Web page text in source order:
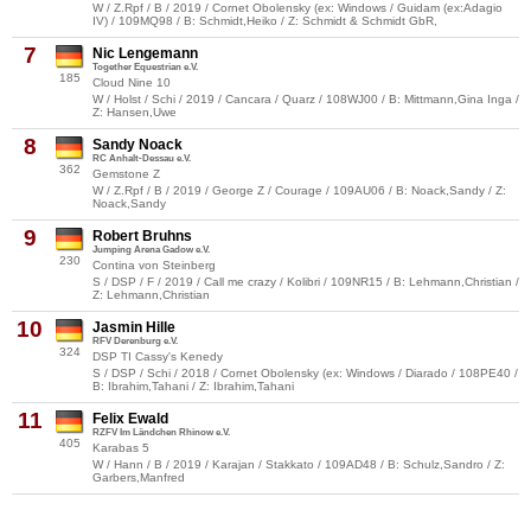
W / Z.Rpf / B / 2019 / Cornet Obolensky (ex: Windows / Guidam (ex:Adagio
IV) / 109MQ98 / B: Schmidt,Heiko / Z: Schmidt & Schmidt GbR,
7
185
Nic Lengemann
Together Equestrian e.V.
Cloud Nine 10
W / Holst / Schi / 2019 / Cancara / Quarz / 108WJ00 / B: Mittmann,Gina Inga /
Z: Hansen,Uwe
8
362
Sandy Noack
RC Anhalt-Dessau e.V.
Gemstone Z
W / Z.Rpf / B / 2019 / George Z / Courage / 109AU06 / B: Noack,Sandy / Z:
Noack,Sandy
9
230
Robert Bruhns
Jumping Arena Gadow e.V.
Contina von Steinberg
S / DSP / F / 2019 / Call me crazy / Kolibri / 109NR15 / B: Lehmann,Christian /
Z: Lehmann,Christian
10
324
Jasmin Hille
RFV Derenburg e.V.
DSP TI Cassy's Kenedy
S / DSP / Schi / 2018 / Cornet Obolensky (ex: Windows / Diarado / 108PE40 /
B: Ibrahim,Tahani / Z: Ibrahim,Tahani
11
405
Felix Ewald
RZFV Im Ländchen Rhinow e.V.
Karabas 5
W / Hann / B / 2019 / Karajan / Stakkato / 109AD48 / B: Schulz,Sandro / Z:
Garbers,Manfred